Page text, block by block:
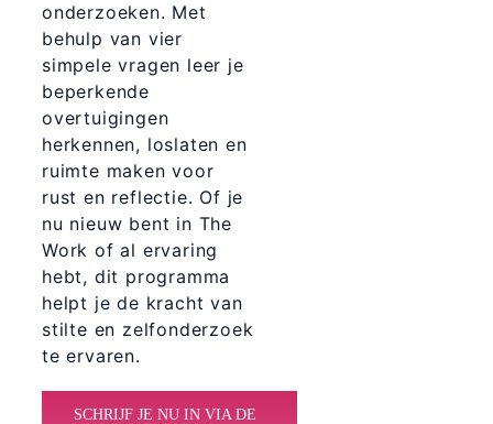
onderzoeken. Met
behulp van vier
simpele vragen leer je
beperkende
overtuigingen
herkennen, loslaten en
ruimte maken voor
rust en reflectie. Of je
nu nieuw bent in The
Work of al ervaring
hebt, dit programma
helpt je de kracht van
stilte en zelfonderzoek
te ervaren.
SCHRIJF JE NU IN VIA DE